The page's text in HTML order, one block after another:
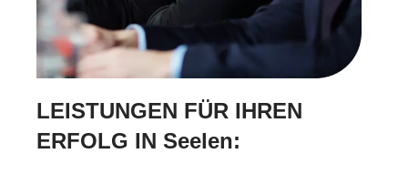
LEISTUNGEN FÜR IHREN
ERFOLG IN Seelen: